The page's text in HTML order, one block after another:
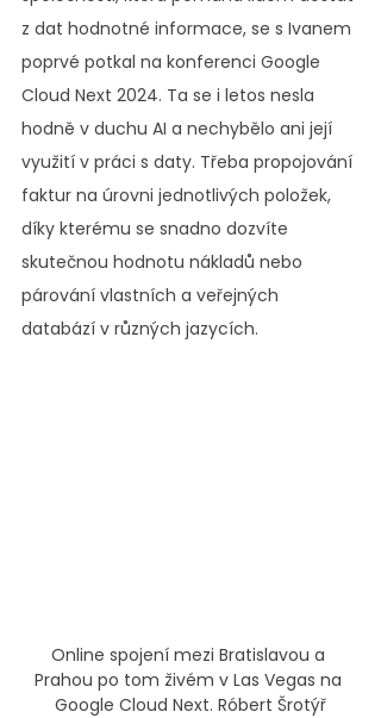
z dat hodnotné informace, se s Ivanem
poprvé potkal na konferenci Google
Cloud Next 2024. Ta se i letos nesla
hodně v duchu AI a nechybělo ani její
využití v práci s daty. Třeba propojování
faktur na úrovni jednotlivých položek,
díky kterému se snadno dozvíte
skutečnou hodnotu nákladů nebo
párování vlastních a veřejných
databází v různých jazycích.
Online spojení mezi Bratislavou a
Prahou po tom živém v Las Vegas na
Google Cloud Next. Róbert Šrotýř